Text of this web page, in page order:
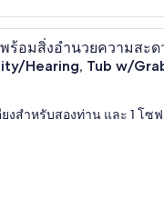
รีดผ้า, Wi-Fi ฟรี, ผ้าปูที่นอน
ห้องสวีท, 5 ห้องนอน,
ร้อมสิ่งอำนวยความสะด
Hearing, Tub w/
งสำหรับสองท่าน และ 1 โซ